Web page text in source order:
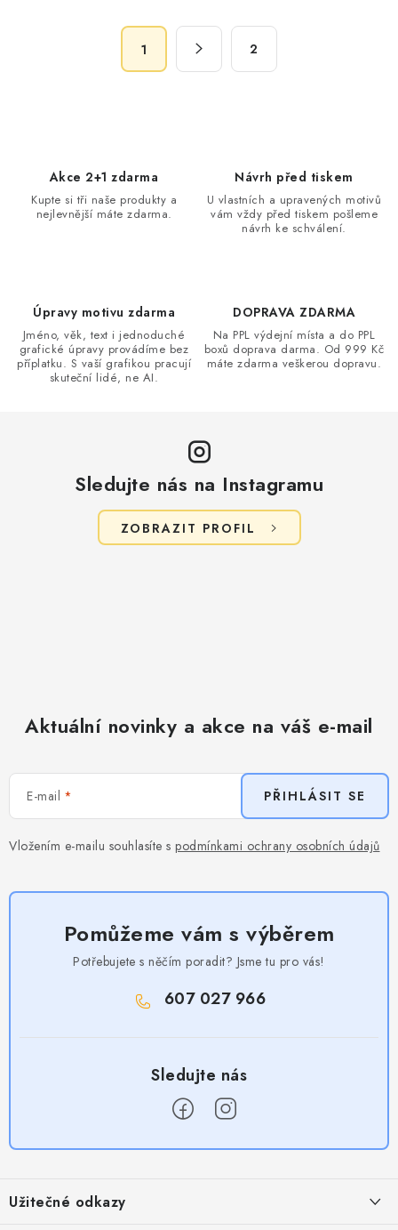
u
1 2
Akce 2+1 zdarma
Kupte si tři naše produkty a
nejlevnější máte zdarma.
Návrh před tiskem
U vlastních a upravených motivů
vám vždy před tiskem pošleme
návrh ke schválení.
Úpravy motivu zdarma
Jméno, věk, text i jednoduché
grafické úpravy provádíme bez
příplatku. S vaší grafikou pracují
skuteční lidé, ne AI.
DOPRAVA ZDARMA
Na PPL výdejní místa a do PPL
boxů doprava darma. Od 999 Kč
máte zdarma veškerou dopravu.
Sledujte nás na Instagramu
ZOBRAZIT PROFIL
Aktuální novinky a akce na váš e-mail
E-mail
Vložením e-mailu souhlasíte s podmínkami ochrany osobních údajů
PŘIHLÁSIT SE
Pomůžeme vám s výběrem
Potřebujete s něčím poradit? Jsme tu pro vás!
607 027 966
pUžitečné odkazy